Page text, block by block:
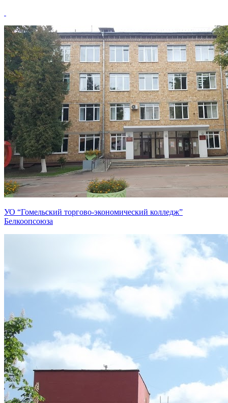
УО “Гомельский торгово-экономический колледж”
Белкоопсоюза